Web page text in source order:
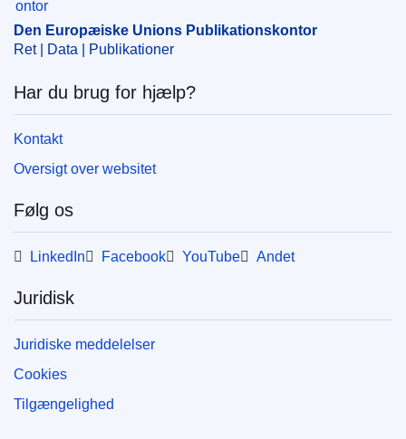
Den Europæiske Unions Publikationskontor
Ret | Data | Publikationer
Har du brug for hjælp?
Kontakt
Oversigt over websitet
Følg os
LinkedIn Facebook YouTube Andet
Juridisk
Juridiske meddelelser
Cookies
Tilgængelighed